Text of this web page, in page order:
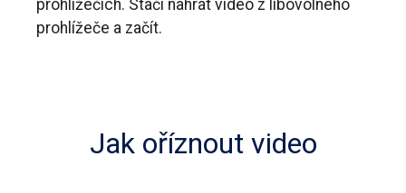
prohlížečích. Stačí nahrát video z libovolného
prohlížeče a začít.
Jak oříznout video